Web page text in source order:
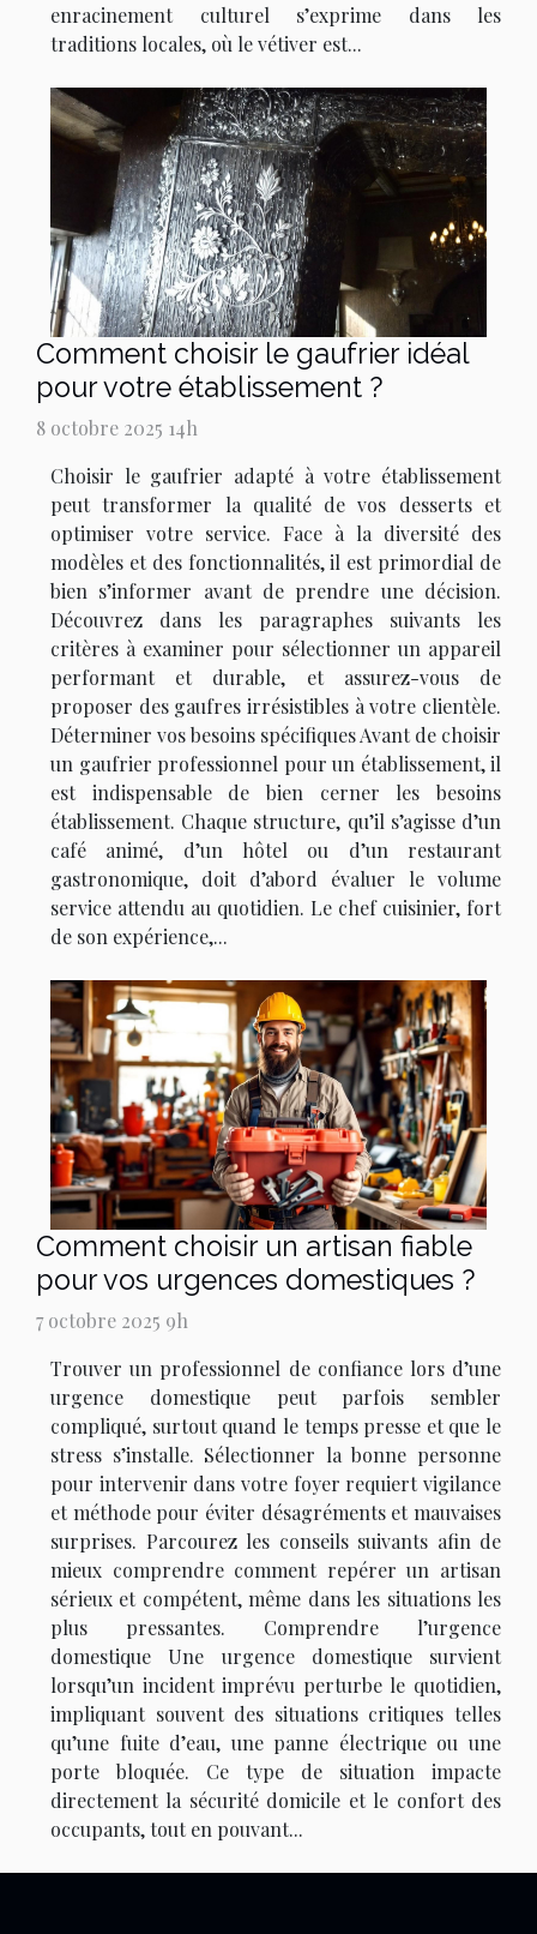
enracinement culturel s’exprime dans les
traditions locales, où le vétiver est...
Comment choisir le gaufrier idéal
pour votre établissement ?
8 octobre 2025 14h
Choisir le gaufrier adapté à votre établissement
peut transformer la qualité de vos desserts et
optimiser votre service. Face à la diversité des
modèles et des fonctionnalités, il est primordial de
bien s’informer avant de prendre une décision.
Découvrez dans les paragraphes suivants les
critères à examiner pour sélectionner un appareil
performant et durable, et assurez-vous de
proposer des gaufres irrésistibles à votre clientèle.
Déterminer vos besoins spécifiques Avant de choisir
un gaufrier professionnel pour un établissement, il
est indispensable de bien cerner les besoins
établissement. Chaque structure, qu’il s’agisse d’un
café animé, d’un hôtel ou d’un restaurant
gastronomique, doit d’abord évaluer le volume
service attendu au quotidien. Le chef cuisinier, fort
de son expérience,...
Comment choisir un artisan fiable
pour vos urgences domestiques ?
7 octobre 2025 9h
Trouver un professionnel de confiance lors d’une
urgence domestique peut parfois sembler
compliqué, surtout quand le temps presse et que le
stress s’installe. Sélectionner la bonne personne
pour intervenir dans votre foyer requiert vigilance
et méthode pour éviter désagréments et mauvaises
surprises. Parcourez les conseils suivants afin de
mieux comprendre comment repérer un artisan
sérieux et compétent, même dans les situations les
plus pressantes. Comprendre l’urgence
domestique Une urgence domestique survient
lorsqu’un incident imprévu perturbe le quotidien,
impliquant souvent des situations critiques telles
qu’une fuite d’eau, une panne électrique ou une
porte bloquée. Ce type de situation impacte
directement la sécurité domicile et le confort des
occupants, tout en pouvant...